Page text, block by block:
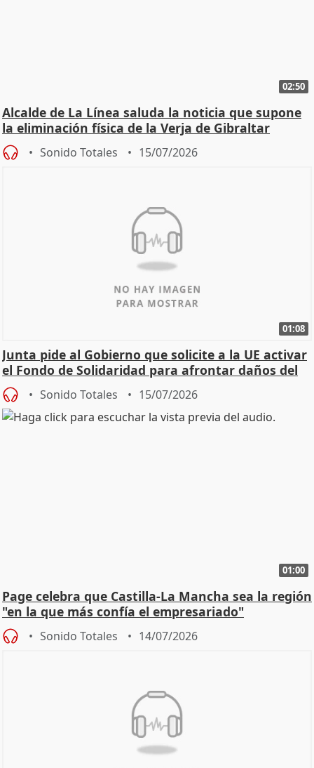
02:50
Alcalde de La Línea saluda la noticia que supone
la eliminación física de la Verja de Gibraltar
Sonido Totales 15/07/2026
01:08
Junta pide al Gobierno que solicite a la UE activar
el Fondo de Solidaridad para afrontar daños del
Sonido Totales 15/07/2026
01:00
Page celebra que Castilla-La Mancha sea la región
"en la que más confía el empresariado"
Sonido Totales 14/07/2026